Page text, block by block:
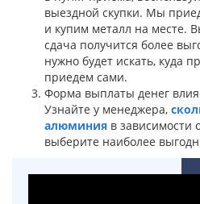
выездной скупки. Мы
и купим металл на месте.
сдача получится более
нужно будет искать, куда
приедем сами.
Форма выплаты денег
Узнайте у менеджера,
алюминия в зависимости
выберите наиболее